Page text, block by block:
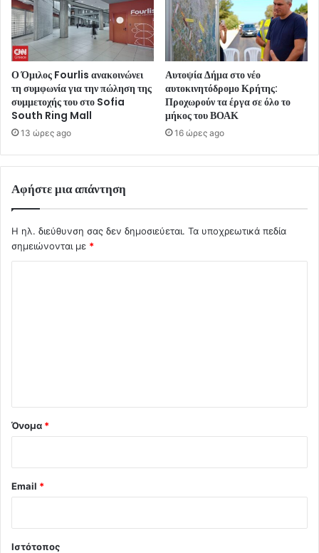
Ο Όμιλος Fourlis ανακοινώνει
τη συμφωνία για την πώληση της
συμμετοχής του στο Sofia
South Ring Mall
13 ώρες ago
Αυτοψία Δήμα στο νέο
αυτοκινητόδρομο Κρήτης:
Προχωρούν τα έργα σε όλο το
μήκος του ΒΟΑΚ
16 ώρες ago
Αφήστε μια απάντηση
Η ηλ. διεύθυνση σας δεν δημοσιεύεται. Τα υποχρεωτικά πεδία
σημειώνονται με *
Όνομα *
Email *
Ιστότοπος